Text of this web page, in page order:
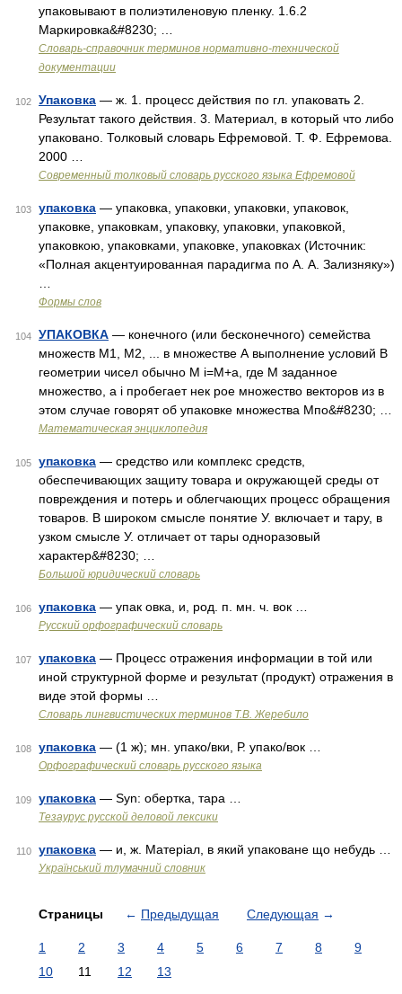
упаковывают в полиэтиленовую пленку. 1.6.2
Маркировка&#8230; …
Словарь-справочник терминов нормативно-технической
документации
102 Упаковка — ж. 1. процесс действия по гл. упаковать 2.
Результат такого действия. 3. Материал, в который что либо
упаковано. Толковый словарь Ефремовой. Т. Ф. Ефремова.
2000 …
Современный толковый словарь русского языка Ефремовой
103 упаковка — упаковка, упаковки, упаковки, упаковок,
упаковке, упаковкам, упаковку, упаковки, упаковкой,
упаковкою, упаковками, упаковке, упаковках (Источник:
«Полная акцентуированная парадигма по А. А. Зализняку»)
Формы слов
104 УПАКОВКА — конечного (или бесконечного) семейства
множеств M1, M2, ... в множестве А выполнение условий В
геометрии чисел обычно М i=М+а, где М заданное
множество, а i пробегает нек рое множество векторов из в
этом случае говорят об упаковке множества Мпо&#8230; …
Математическая энциклопедия
105 упаковка — средство или комплекс средств,
обеспечивающих защиту товара и окружающей среды от
повреждения и потерь и облегчающих процесс обращения
товаров. В широком смысле понятие У. включает и тару, в
узком смысле У. отличает от тары одноразовый
характер&#8230; …
Большой юридический словарь
106 упаковка — упак овка, и, род. п. мн. ч. вок …
Русский орфографический словарь
107 упаковка — Процесс отражения информации в той или
иной структурной форме и результат (продукт) отражения в
виде этой формы …
Словарь лингвистических терминов Т.В. Жеребило
108 упаковка — (1 ж); мн. упако/вки, Р. упако/вок …
Орфографический словарь русского языка
109 упаковка — Syn: обертка, тара …
Тезаурус русской деловой лексики
110 упаковка — и, ж. Матеріал, в який упаковане що небудь …
Український тлумачний словник
Страницы ← Предыдущая Следующая →
1 2 3 4 5 6 7 8
9
10
11 12 13